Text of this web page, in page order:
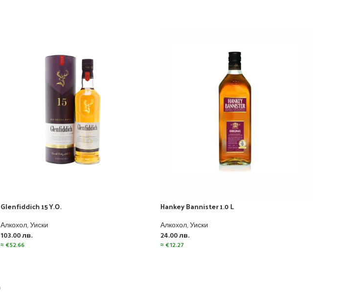
Glenfiddich 15 Y.O.
Алкохол,Уиски
103.00лв.
≈€52.66
Hankey Bannister 1.0 L
Алкохол,Уиски
24.00лв.
≈€12.27